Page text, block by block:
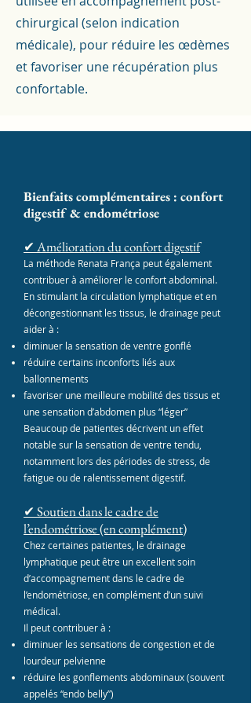
chirurgical (selon indication
médicale), pour réduire les œdèmes
et favoriser une récupération plus
confortable.
Bienfaits complémentaires : confort
digestif & endométriose
✔ Amélioration du confort digestif
La méthode Renata França peut également
contribuer à améliorer le confort abdominal.
En stimulant la circulation lymphatique et en
décongestionnant les tissus, le drainage peut
aider à :
diminuer la sensation de ventre gonflé
réduire certains inconforts liés aux
ballonnements
favoriser une meilleure mobilité des tissus et
une sensation d’abdomen plus “léger”
Beaucoup de patientes décrivent un effet
notable sur la sensation de ventre tendu,
notamment lors des périodes de stress, de
fatigue ou de ralentissement digestif.
✔ Soutien dans le cadre de
l’endométriose (en complément)
Chez certaines patientes, le drainage
lymphatique peut être un excellent soin
d’accompagnement dans le cadre de
l’endométriose, en complément d’un suivi
médical.
Il peut contribuer à :
diminuer les sensations de congestion et de
lourdeur pelvienne
réduire les gonflements abdominaux (souvent
appelés “endo belly”)